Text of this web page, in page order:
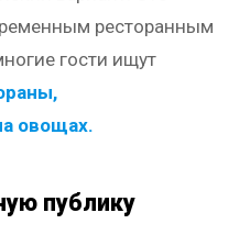
ресторанным
гости ищут
овощах.
публику